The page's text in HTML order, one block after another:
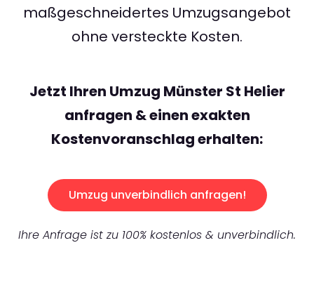
maßgeschneidertes Umzugsangebot
ohne versteckte Kosten.
Jetzt Ihren Umzug Münster St Helier
anfragen & einen exakten
Kostenvoranschlag erhalten:
Umzug unverbindlich anfragen!
Ihre Anfrage ist zu 100% kostenlos & unverbindlich.